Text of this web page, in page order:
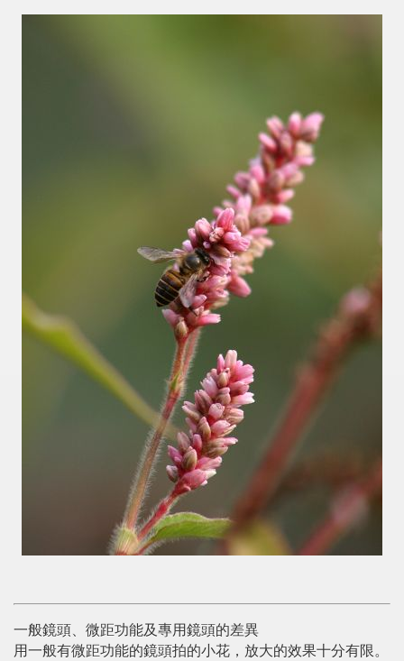
一般鏡頭、微距功能及專用鏡頭的差異
用一般有微距功能的鏡頭拍的小花，放大的效果十分有限。